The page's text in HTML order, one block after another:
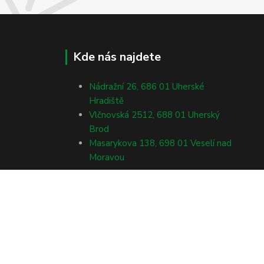
Kde nás najdete
Nádražní 26, 686 01 Uherské
Hradiště
Vlčnovská 2512, 688 01 Uherský
Brod
Masarykova 138, 698 01 Veselí nad
Moravou